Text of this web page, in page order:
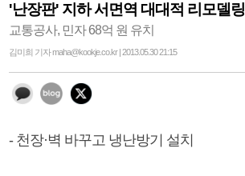
'난장판' 지하 서면역 대대적 리모델링
교통공사, 민자 68억 원 유치
김미희 기자 maha@kookje.co.kr | 2013.05.30 21:15
- 천장·벽 바꾸고 냉난방기 설치